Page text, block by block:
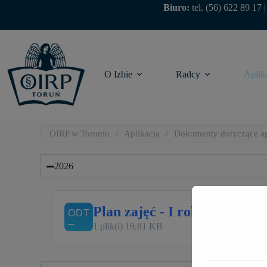
Biuro: tel. (56) 622 89 17 |
O Izbie Radcy
OIRP w Toruniu / Aplikacja / Dokumenty dotyczące
2026
Plan zajęć - I rok
1 plik(i) 19.81 KB